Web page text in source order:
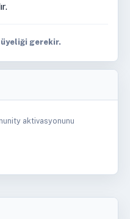
gerekir.
aktivasyonunu